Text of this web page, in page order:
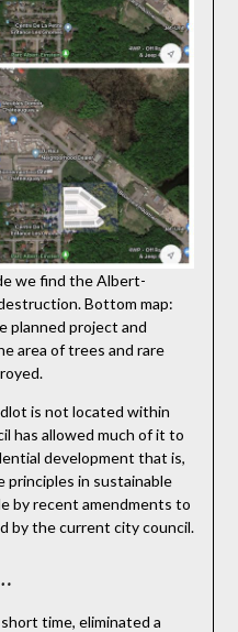
we find the Albert-
Bottom map:
planned project and
area of trees and rare
is not located within
has allowed much of it to
development that is,
principles in sustainable
by recent amendments to
by the current city council.
time, eliminated a